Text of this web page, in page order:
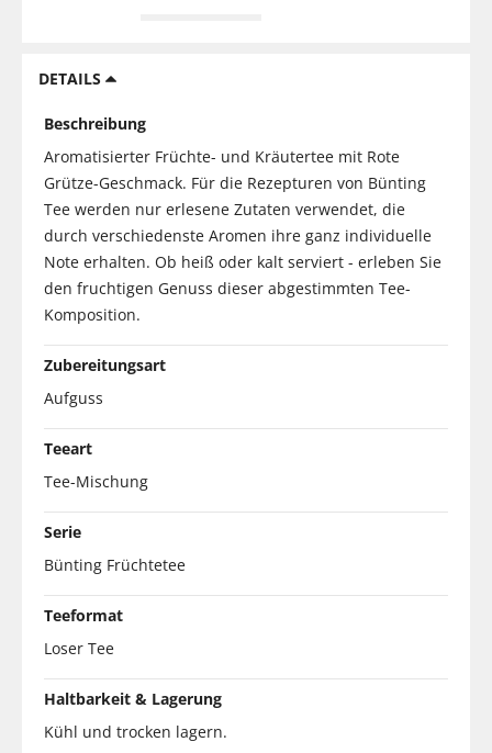
DETAILS
Beschreibung
Aromatisierter Früchte- und Kräutertee mit Rote
Grütze-Geschmack. Für die Rezepturen von Bünting
Tee werden nur erlesene Zutaten verwendet, die
durch verschiedenste Aromen ihre ganz individuelle
Note erhalten. Ob heiß oder kalt serviert - erleben Sie
den fruchtigen Genuss dieser abgestimmten Tee-
Komposition.
Zubereitungsart
Aufguss
Teeart
Tee-Mischung
Serie
Bünting Früchtetee
Teeformat
Loser Tee
Haltbarkeit & Lagerung
Kühl und trocken lagern.